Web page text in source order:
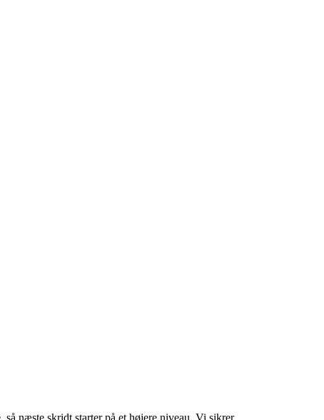
næste skridt starter på et højere niveau. Vi sikrer